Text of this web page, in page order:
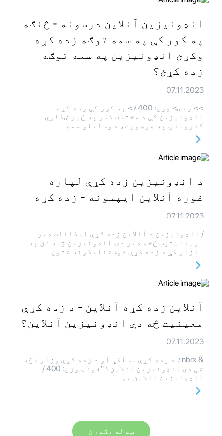
انډونیزین آنلاین درسونه - څنګه
په کور کې په سمه توګه زده کړه
وکړئ انډونیزین په سمه توګه
زده کړئ؟
07.11.2023
>> ريس> وزن: 400؛> په کور کې زده کړه
انډونیزین کې د مختلف کار په څیر ښکاري
کاروبار. په هرصورت، د وسایلو سمه
د انډونیزین زده کړې لپاره
غوره آنلاین ایپسونه - زده کړه
07.11.2023
/ انډونیزین د آنلاین زده کړې امکانات ډیر
بریالیتوب څخه ډیر دی. انډونیزین ژبه نن په
بازار کې د زده کړې غوښتنلیکونه شتون
آنلاین زده کړه آنلاین - د زده کړې
معینیت څه دي انډونیزین آنلاین؟
07.11.2023
& nbrx؛ د زده کړې مسلکي او د زده کړې وزارت څه
شی دی انډونیزین آنلاین؟ "فونټ وزن: 400 /
انډونیزین آنلاین یو
ټوله وګورئ